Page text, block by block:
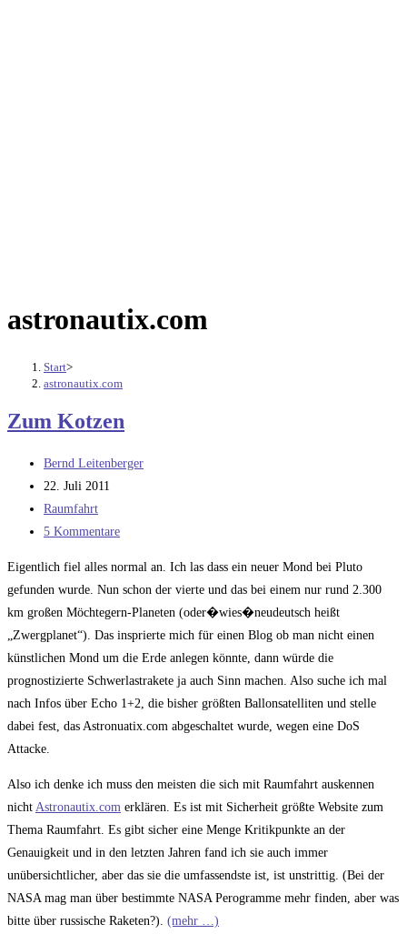
astronautix.com
Start>
astronautix.com
Zum Kotzen
Beitrags-
Autor:
Bernd Leitenberger
Beitrag
veröffentlicht:
22. Juli 2011
Beitrags-
Kategorie:
Raumfahrt
Beitrags-
5 Kommentare
Eigentlich fiel alles normal an. Ich las dass ein neuer Mond bei Pluto
gefunden wurde. Nun schon der vierte und das bei einem nur rund 2.300
km großen Möchtegern-Planeten (oder�wies�neudeutsch heißt
„Zwergplanet“). Das insprierte mich für einen Blog ob man nicht einen
künstlichen Mond um die Erde anlegen könnte, dann würde die
prognostizierte Schwerlastrakete ja auch Sinn machen. Also suche ich mal
nach Infos über Echo 1+2, die bisher größten Ballonsatelliten und stelle
dabei fest, das Astronuatix.com abgeschaltet wurde, wegen eine DoS
Attacke.
Also ich denke ich muss den meisten die sich mit Raumfahrt auskennen
nicht Astronautix.com erklären. Es ist mit Sicherheit größte Website zum
Thema Raumfahrt. Es gibt sicher eine Menge Kritikpunkte an der
Genauigkeit und in den letzten Jahren fand ich sie auch immer
unübersichtlicher, aber das sie die umfassendste ist, ist unstrittig. (Bei der
NASA mag man über bestimmte NASA Perogramme mehr finden, aber was
bitte über russische Raketen?). (mehr …)